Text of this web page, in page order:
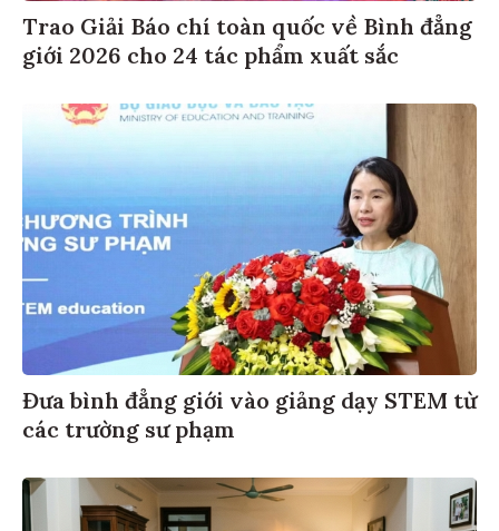
Trao Giải Báo chí toàn quốc về Bình đẳng
giới 2026 cho 24 tác phẩm xuất sắc
Đưa bình đẳng giới vào giảng dạy STEM từ
các trường sư phạm